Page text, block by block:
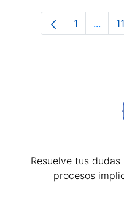
Página
1 ... 11
Resuelve tus
procesos